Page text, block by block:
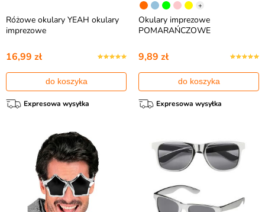
Różowe okulary YEAH okulary
imprezowe
16,99 zł
do koszyka
Expresowa wysyłka
+
Okulary imprezowe
POMARAŃCZOWE
9,89 zł
do koszyka
Expresowa wysyłka